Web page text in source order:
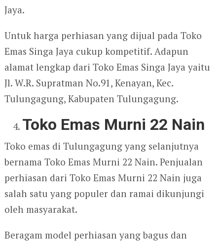
Jaya.
Untuk harga perhiasan yang dijual pada Toko
Emas Singa Jaya cukup kompetitif. Adapun
alamat lengkap dari Toko Emas Singa Jaya yaitu
Jl. W.R. Supratman No.91, Kenayan, Kec.
Tulungagung, Kabupaten Tulungagung.
Toko Emas Murni 22 Nain
Toko emas di Tulungagung yang selanjutnya
bernama Toko Emas Murni 22 Nain. Penjualan
perhiasan dari Toko Emas Murni 22 Nain juga
salah satu yang populer dan ramai dikunjungi
oleh masyarakat.
Beragam model perhiasan yang bagus dan